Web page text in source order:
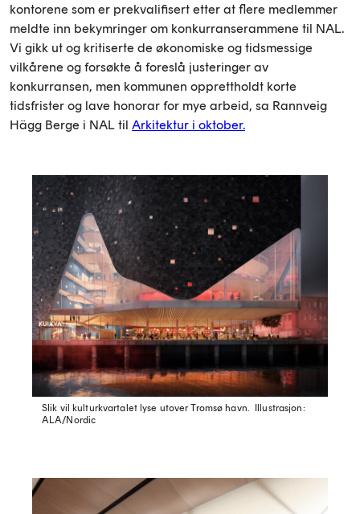
kontorene som er prekvalifisert etter at flere medlemmer
meldte inn bekymringer om konkurranserammene til NAL.
Vi gikk ut og kritiserte de økonomiske og tidsmessige
vilkårene og forsøkte å foreslå justeringer av
konkurransen, men kommunen opprettholdt korte
tidsfrister og lave honorar for mye arbeid, sa Rannveig
Hägg Berge i NAL til Arkitektur i oktober.
Slik vil kulturkvartalet lyse utover Tromsø havn.
Illustrasjon:
ALA/Nordic